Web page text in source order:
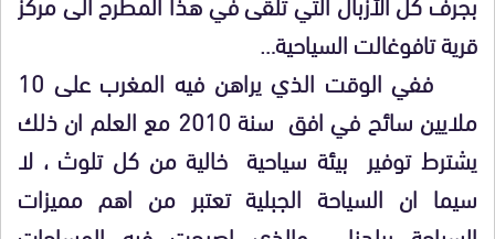
قرية تافوغالت السياحية…
ففي الوقت الذي يراهن فيه المغرب على 10
ملايين سائح في افق سنة 2010 مع العلم ان ذلك
يشترط توفير بيئة سياحية خالية من كل تلوث ، لا
سيما ان السياحة الجبلية تعتبر من اهم مميزات